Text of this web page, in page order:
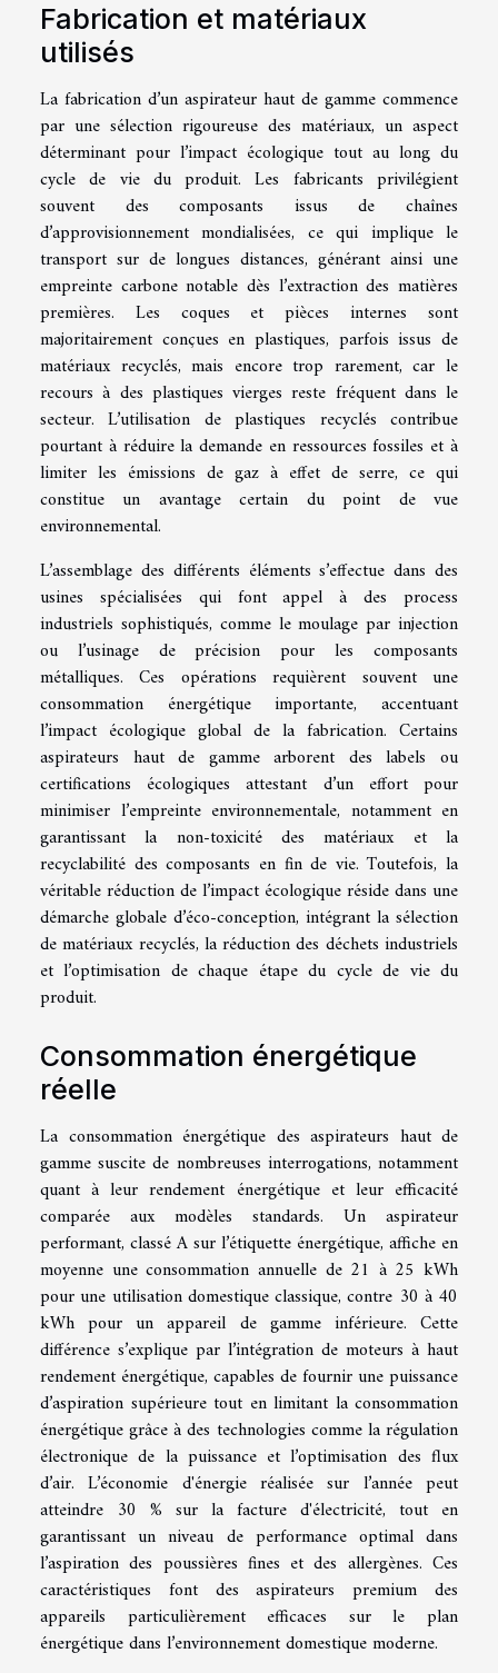
Fabrication et matériaux
utilisés
La fabrication d’un aspirateur haut de gamme commence
par une sélection rigoureuse des matériaux, un aspect
déterminant pour l’impact écologique tout au long du
cycle de vie du produit. Les fabricants privilégient
souvent des composants issus de chaînes
d’approvisionnement mondialisées, ce qui implique le
transport sur de longues distances, générant ainsi une
empreinte carbone notable dès l’extraction des matières
premières. Les coques et pièces internes sont
majoritairement conçues en plastiques, parfois issus de
matériaux recyclés, mais encore trop rarement, car le
recours à des plastiques vierges reste fréquent dans le
secteur. L’utilisation de plastiques recyclés contribue
pourtant à réduire la demande en ressources fossiles et à
limiter les émissions de gaz à effet de serre, ce qui
constitue un avantage certain du point de vue
environnemental.
L’assemblage des différents éléments s’effectue dans des
usines spécialisées qui font appel à des process
industriels sophistiqués, comme le moulage par injection
ou l’usinage de précision pour les composants
métalliques. Ces opérations requièrent souvent une
consommation énergétique importante, accentuant
l’impact écologique global de la fabrication. Certains
aspirateurs haut de gamme arborent des labels ou
certifications écologiques attestant d’un effort pour
minimiser l’empreinte environnementale, notamment en
garantissant la non-toxicité des matériaux et la
recyclabilité des composants en fin de vie. Toutefois, la
véritable réduction de l’impact écologique réside dans une
démarche globale d’éco-conception, intégrant la sélection
de matériaux recyclés, la réduction des déchets industriels
et l’optimisation de chaque étape du cycle de vie du
produit.
Consommation énergétique
réelle
La consommation énergétique des aspirateurs haut de
gamme suscite de nombreuses interrogations, notamment
quant à leur rendement énergétique et leur efficacité
comparée aux modèles standards. Un aspirateur
performant, classé A sur l’étiquette énergétique, affiche en
moyenne une consommation annuelle de 21 à 25 kWh
pour une utilisation domestique classique, contre 30 à 40
kWh pour un appareil de gamme inférieure. Cette
différence s’explique par l’intégration de moteurs à haut
rendement énergétique, capables de fournir une puissance
d’aspiration supérieure tout en limitant la consommation
énergétique grâce à des technologies comme la régulation
électronique de la puissance et l’optimisation des flux
d’air. L’économie d'énergie réalisée sur l’année peut
atteindre 30 % sur la facture d'électricité, tout en
garantissant un niveau de performance optimal dans
l’aspiration des poussières fines et des allergènes. Ces
caractéristiques font des aspirateurs premium des
appareils particulièrement efficaces sur le plan
énergétique dans l’environnement domestique moderne.